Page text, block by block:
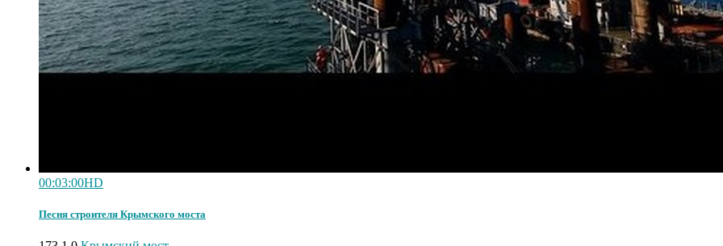
00:03:00HD
Песня строителя Крымского моста